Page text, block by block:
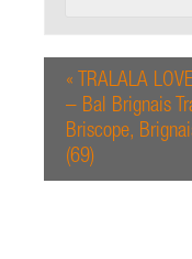
« TRALALA
– Bal Brignais
Briscope,
(69)